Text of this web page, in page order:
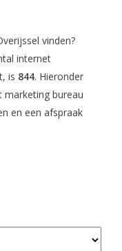
vinden?
internet
is 844. Hieronder
marketing bureau
en een afspraak